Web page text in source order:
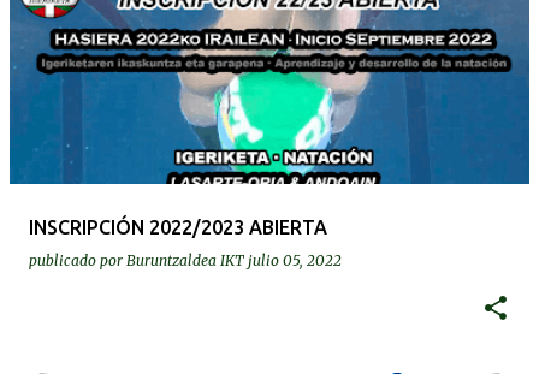
INSCRIPCIÓN 2022/2023 ABIERTA
publicado por Buruntzaldea IKT julio 05, 2022